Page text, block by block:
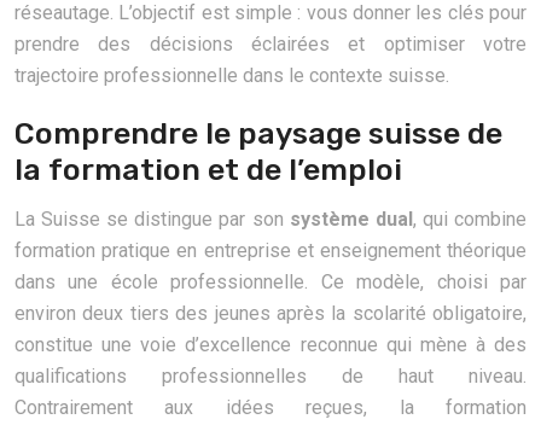
réseautage. L’objectif est simple : vous donner les clés pour
prendre des décisions éclairées et optimiser votre
trajectoire professionnelle dans le contexte suisse.
Comprendre le paysage suisse de
la formation et de l’emploi
La Suisse se distingue par son système dual, qui combine
formation pratique en entreprise et enseignement théorique
dans une école professionnelle. Ce modèle, choisi par
environ deux tiers des jeunes après la scolarité obligatoire,
constitue une voie d’excellence reconnue qui mène à des
qualifications professionnelles de haut niveau.
Contrairement aux idées reçues, la formation